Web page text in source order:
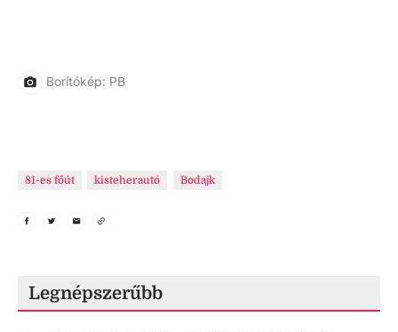
Borítókép: PB
81-es főút kisteherautó Bodajk
Legnépszerűbb